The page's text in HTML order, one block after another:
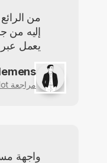
من
إليه من
يعمل
مراجعة Trustpilot (مترجمة من الإنجليزية)
واجهة